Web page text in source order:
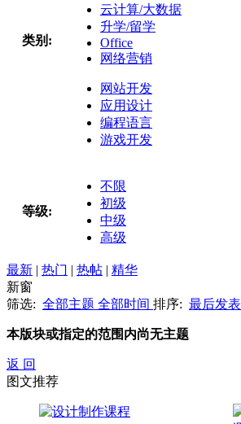
类别:
云计算/大数据
升学/留学
Office
网络营销
网站开发
应用设计
编程语言
游戏开发
等级:
不限
初级
中级
高级
最新 | 热门 | 热帖 | 精华
新窗
筛选: 全部主题 全部时间 排序: 最后发表
本版块或指定的范围内尚无主题
返 回
图文推荐